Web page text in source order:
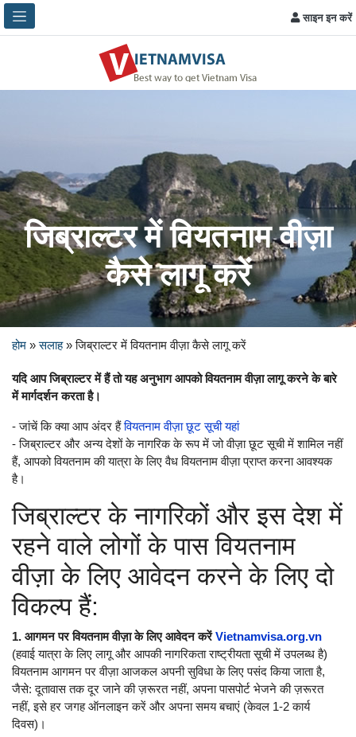
साइन इन करें
जिब्राल्टर में वियतनाम वीज़ा
कैसे लागू करें
होम »सलाह»जिब्राल्टर में वियतनाम वीज़ा कैसे लागू करें
यदि आप जिब्राल्टर में हैं तो यह अनुभाग आपको वियतनाम वीज़ा लागू करने के बारे
में मार्गदर्शन करता है।
- जांचें कि क्या आप अंदर हैंवियतनाम वीज़ा छूट सूची यहां
- जिब्राल्टर और अन्य देशों के नागरिक के रूप में जो वीज़ा छूट सूची में शामिल नहीं
हैं, आपको वियतनाम की यात्रा के लिए वैध वियतनाम वीज़ा प्राप्त करना आवश्यक
है।
जिब्राल्टर के नागरिकों और इस देश में
रहने वाले लोगों के पास वियतनाम
वीज़ा के लिए आवेदन करने के लिए दो
विकल्प हैं:
1. आगमन पर वियतनाम वीज़ा के लिए आवेदन करेंVietnamvisa.org.vn
(हवाई यात्रा के लिए लागू और आपकी नागरिकता राष्ट्रीयता सूची में उपलब्ध है)
वियतनाम आगमन पर वीज़ा आजकल अपनी सुविधा के लिए पसंद किया जाता है,
जैसे: दूतावास तक दूर जाने की ज़रूरत नहीं, अपना पासपोर्ट भेजने की ज़रूरत
नहीं, इसे हर जगह ऑनलाइन करें और अपना समय बचाएं (केवल 1-2 कार्य
दिवस)।